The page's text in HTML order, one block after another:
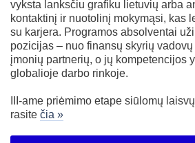
vyksta lanksčiu grafiku lietuvių arba
kontaktinį ir nuotolinį mokymąsi, kas
su karjera. Programos absolventai
pozicijas – nuo finansų skyrių
įmonių partnerių, o jų kompetencijos
globalioje darbo rinkoje.
III-ame priėmimo etape siūlomų
rasite čia »